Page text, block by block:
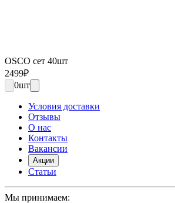
OSCO сет 40шт
2499₽
0шт
Условия доставки
Отзывы
О нас
Контакты
Вакансии
Акции
Статьи
Мы принимаем: